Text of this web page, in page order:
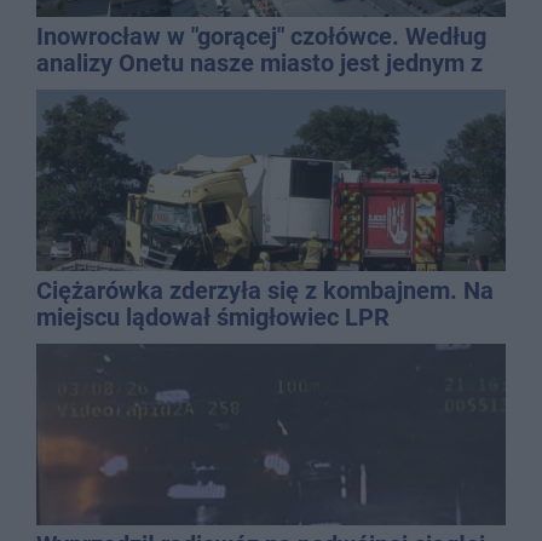
Inowrocław w "gorącej" czołówce. Według
analizy Onetu nasze miasto jest jednym z
najbardziej narażonych na upały
Ciężarówka zderzyła się z kombajnem. Na
miejscu lądował śmigłowiec LPR